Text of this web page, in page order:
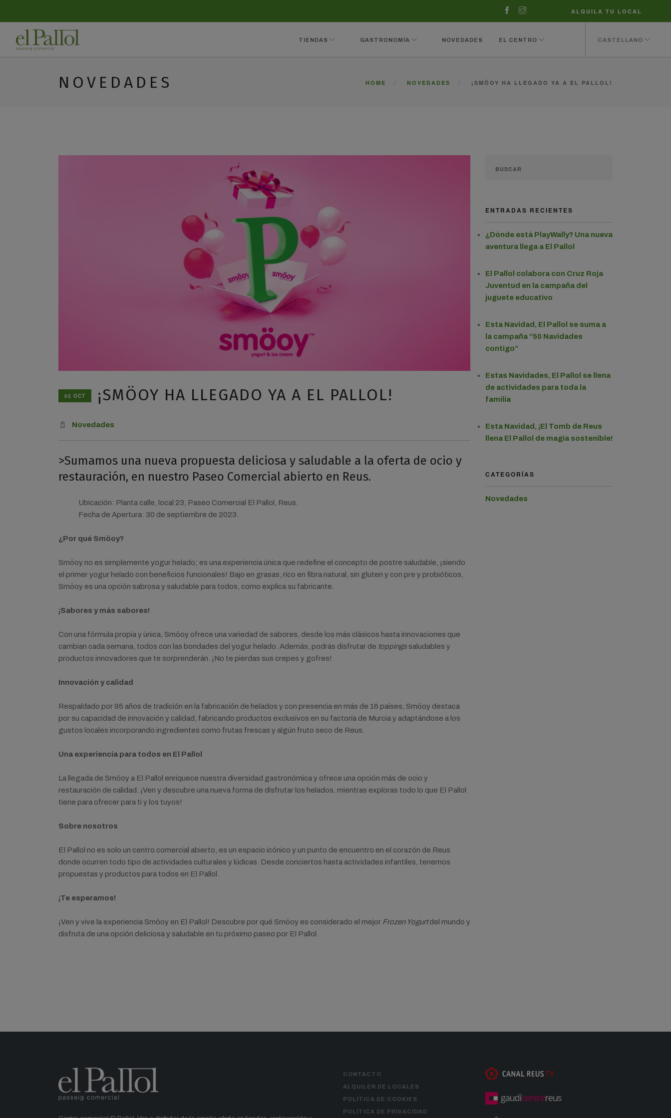
ALQUILA TU LOCAL
TIENDAS GASTRONOMÍA NOVEDADES EL CENTRO CASTELLANO
NOVEDADES HOME NOVEDADES ¡SMÖOY HA LLEGADO YA A EL PALLOL!
02 OCT ¡SMÖOY HA LLEGADO YA A EL PALLOL!
Novedades
>Sumamos una nueva propuesta deliciosa y saludable a la oferta de ocio y
restauración, en nuestro Paseo Comercial abierto en Reus.
Ubicación: Planta calle, local 23, Paseo Comercial El Pallol, Reus.
Fecha de Apertura: 30 de septiembre de 2023.
¿Por qué Smöoy?
Smöoy no es simplemente yogur helado; es una experiencia única que redefine el concepto de postre saludable, ¡siendo
el primer yogur helado con beneficios funcionales! Bajo en grasas, rico en fibra natural, sin gluten y con pre y probióticos,
Smöoy es una opción sabrosa y saludable para todos, como explica su fabricante.
¡Sabores y más sabores!
Con una fórmula propia y única, Smöoy ofrece una variedad de sabores, desde los más clásicos hasta innovaciones que
cambian cada semana, todos con las bondades del yogur helado. Además, podrás disfrutar de toppingssaludables y
productos innovadores que te sorprenderán. ¡No te pierdas sus crepes y gofres!
Innovación y calidad
Respaldado por 95 años de tradición en la fabricación de helados y con presencia en más de 16 países, Smöoy destaca
por su capacidad de innovación y calidad, fabricando productos exclusivos en su factoría de Murcia y adaptándose a los
gustos locales incorporando ingredientes como frutas frescas y algún fruto seco de Reus.
Una experiencia para todos en El Pallol
La llegada de Smöoy a El Pallol enriquece nuestra diversidad gastronómica y ofrece una opción más de ocio y
restauración de calidad. ¡Ven y descubre una nueva forma de disfrutar los helados, mientras exploras todo lo que El Pallol
tiene para ofrecer para ti y los tuyos!
Sobre nosotros
El Pallol no es solo un centro comercial abierto, es un espacio icónico y un punto de encuentro en el corazón de Reus
donde ocurren todo tipo de actividades culturales y lúdicas. Desde conciertos hasta actividades infantiles, tenemos
propuestas y productos para todos en El Pallol.
¡Te esperamos!
¡Ven y vive la experiencia Smöoy en El Pallol! Descubre por qué Smöoy es considerado el mejor Frozen Yogurtdel mundo y
disfruta de una opción deliciosa y saludable en tu próximo paseo por El Pallol.
ENTRADAS RECIENTES
¿Dónde está PlayWally? Una nueva
aventura llega a El Pallol
El Pallol colabora con Cruz Roja
Juventud en la campaña del
juguete educativo
Esta Navidad, El Pallol se suma a
la campaña “50 Navidades
contigo”
Estas Navidades, El Pallol se llena
de actividades para toda la
familia
Esta Navidad, ¡El Tomb de Reus
llena El Pallol de magia sostenible!
CATEGORÍAS
Novedades
CONTACTO
ALQUILER DE LOCALES
POLÍTICA DE COOKIES
POLÍTICA DE PRIVACIDAD